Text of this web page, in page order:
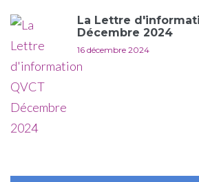
La Lettre
Décembre 2024
16 décembre 2024